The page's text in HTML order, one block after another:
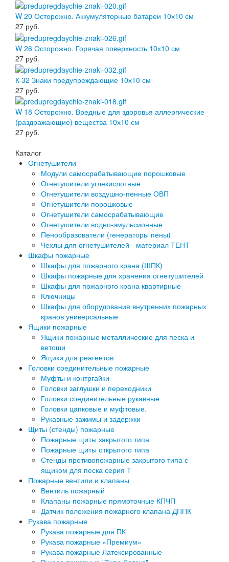
W 20 Осторожно. Аккумуляторные батареи 10х10 см
27 руб.
W 26 Осторожно. Горячая поверхность 10х10 см
27 руб.
К 32 Знаки предупреждающие 10х10 см
27 руб.
W 18 Осторожно. Вредные для здоровья аллергические
(раздражающие) вещества 10х10 см
27 руб.
Каталог
Огнетушители
Модули самосрабатывающие порошковые
Огнетушители углекислотные
Огнетушители воздушно-пенные ОВП
Огнетушители порошковые
Огнетушители самосрабатывающие
Огнетушители водно-эмульсионные
Пенообразователи (генераторы пены)
Чехлы для огнетушителей - материал ТЕНТ
Шкафы пожарные
Шкафы для пожарного крана (ШПК)
Шкафы пожарные для хранения огнетушителей
Шкафы для пожарного крана квартирные
Ключницы
Шкафы для оборудования внутренних пожарных
кранов универсальные
Ящики пожарные
Ящики пожарные металлические для песка и
ветоши
Ящики для реагентов
Головки соединительные пожарные
Муфты и контргайки
Головки заглушки и переходники
Головки соединительные рукавные
Головки цапковые и муфтовые.
Рукавные зажимы и задержки
Щиты (стенды) пожарные
Пожарные щиты закрытого типа
Пожарные щиты открытого типа
Стенды противопожарные закрытого типа с
ящиком для песка серия Т
Пожарные вентили и клапаны
Вентиль пожарный
Клапаны пожарные прямоточные КПЧП
Датчик положения пожарного клапана ДППК
Рукава пожарные
Рукава пожарные для ПК
Рукава пожарные «Премиум»
Рукава пожарные Латексированные